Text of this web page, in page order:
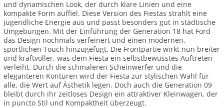
und dynamischen Look, der durch klare Linien und eine
kompakte Form auffiel. Diese Version des Fiestas strahlt eine
jugendliche Energie aus und passt besonders gut in städtische
Umgebungen. Mit der Einführung der Generation 18 hat Ford
das Design nochmals verfeinert und einen modernen,
sportlichen Touch hinzugefügt. Die Frontpartie wirkt nun breiter
und kraftvoller, was dem Fiesta ein selbstbewusstes Auftreten
verleiht. Durch die schmaleren Scheinwerfer und die
eleganteren Konturen wird der Fiesta zur stylischen Wahl für
alle, die Wert auf Ästhetik legen. Doch auch die Generation 09
bleibt durch ihr zeitloses Design ein attraktiver Kleinwagen, der
in puncto Stil und Kompaktheit überzeugt.